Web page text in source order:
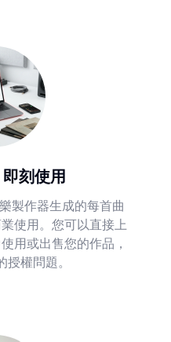
刻使用
製作器生成的每首曲
使用。您可以直接上
用或出售您的作品，
授權問題。